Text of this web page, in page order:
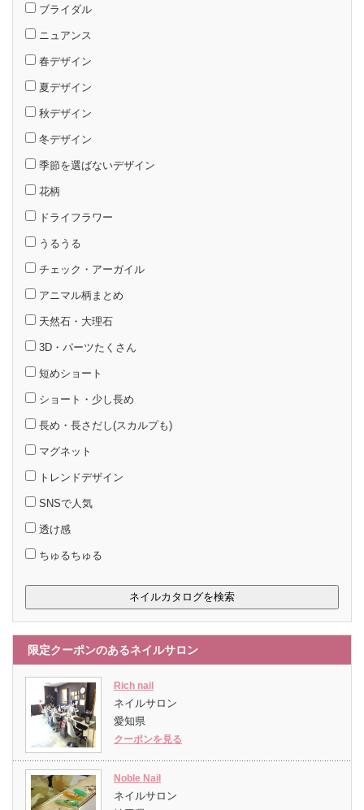
ブライダル
ニュアンス
春デザイン
夏デザイン
秋デザイン
冬デザイン
季節を選ばないデザイン
花柄
ドライフラワー
うるうる
チェック・アーガイル
アニマル柄まとめ
天然石・大理石
3D・パーツたくさん
短めショート
ショート・少し長め
長め・長さだし(スカルプも)
マグネット
トレンドデザイン
SNSで人気
透け感
ちゅるちゅる
限定クーポンのあるネイルサロン
Rich nail
ネイルサロン
愛知県
クーポンを見る
Noble Nail
ネイルサロン